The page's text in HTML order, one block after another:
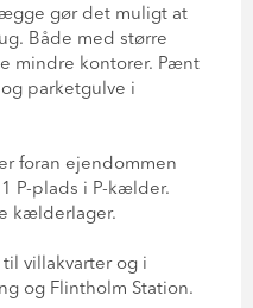
gør det muligt at
Både med større
mindre kontorer. Pænt
parketgulve i
foran ejendommen
P-plads i P-kælder.
kælderlager.
villakvarter og i
og Flintholm Station.